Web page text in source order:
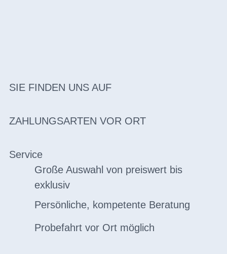
SIE FINDEN UNS AUF
ZAHLUNGSARTEN VOR ORT
Service
Große Auswahl von preiswert bis
exklusiv
Persönliche, kompetente Beratung
Probefahrt vor Ort möglich